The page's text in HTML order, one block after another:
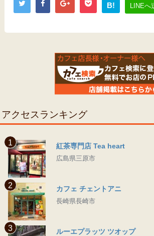
B! LINEへ
アクセスランキング
1 紅茶専門店 Tea heart
広島県三原市
2 カフェ チェントアニ
長崎県長崎市
3 ルーエプラッツ ツオップ